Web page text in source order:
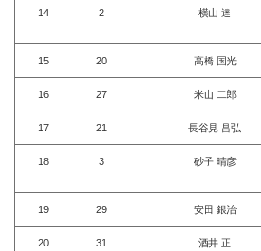
14 2 横山 達
15 20 高橋 国光
16 27 米山 二郎
17 21 長谷見 昌弘
18 3 砂子 晴彦
19 29 安田 銀治
20 31 酒井 正